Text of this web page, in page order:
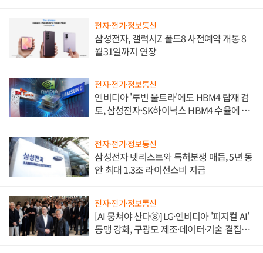
전자·전기·정보통신
삼성전자, 갤럭시Z 폴드8 사전예약 개통 8
월31일까지 연장
전자·전기·정보통신
엔비디아 '루빈 울트라'에도 HBM4 탑재 검
토, 삼성전자·SK하이닉스 HBM4 수율에 주
전자·전기·정보통신
삼성전자 넷리스트와 특허분쟁 매듭, 5년 동
안 최대 1.3조 라이선스비 지급
전자·전기·정보통신
[AI 뭉쳐야 산다⑧] LG·엔비디아 '피지컬 AI'
동맹 강화, 구광모 제조·데이터·기술 결집